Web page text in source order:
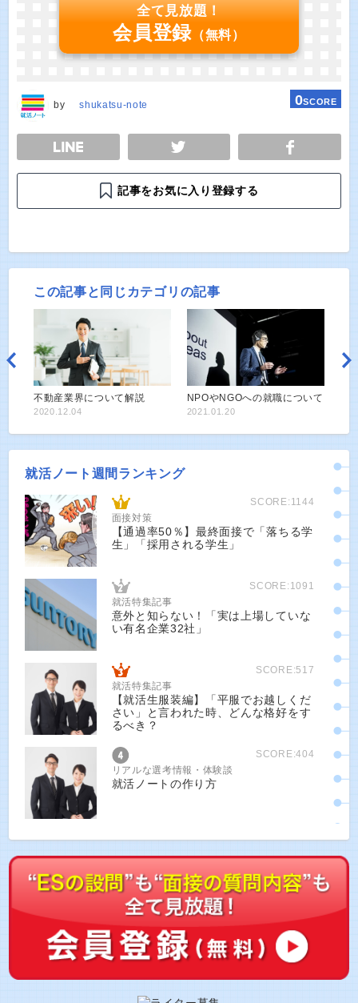
全て見放題！
会員登録 （無料）
by shukatsu-note 0SCORE
TWEET
記事をお気に入り登録する
この記事と同じカテゴリの記事
不動産業界について解説
2020.12.04
NPOやNGOへの就職について
2021.01.20
就活ノート週間ランキング
SCORE:1144
面接対策
【通過率50％】最終面接で「落ちる学
生」「採用される学生」
SCORE:1091
就活特集記事
意外と知らない！「実は上場していな
い有名企業32社」
SCORE:517
就活特集記事
【就活生服装編】「平服でお越しくだ
さい」と言われた時、どんな格好をす
るべき？
SCORE:404
リアルな選考情報・体験談
就活ノートの作り方